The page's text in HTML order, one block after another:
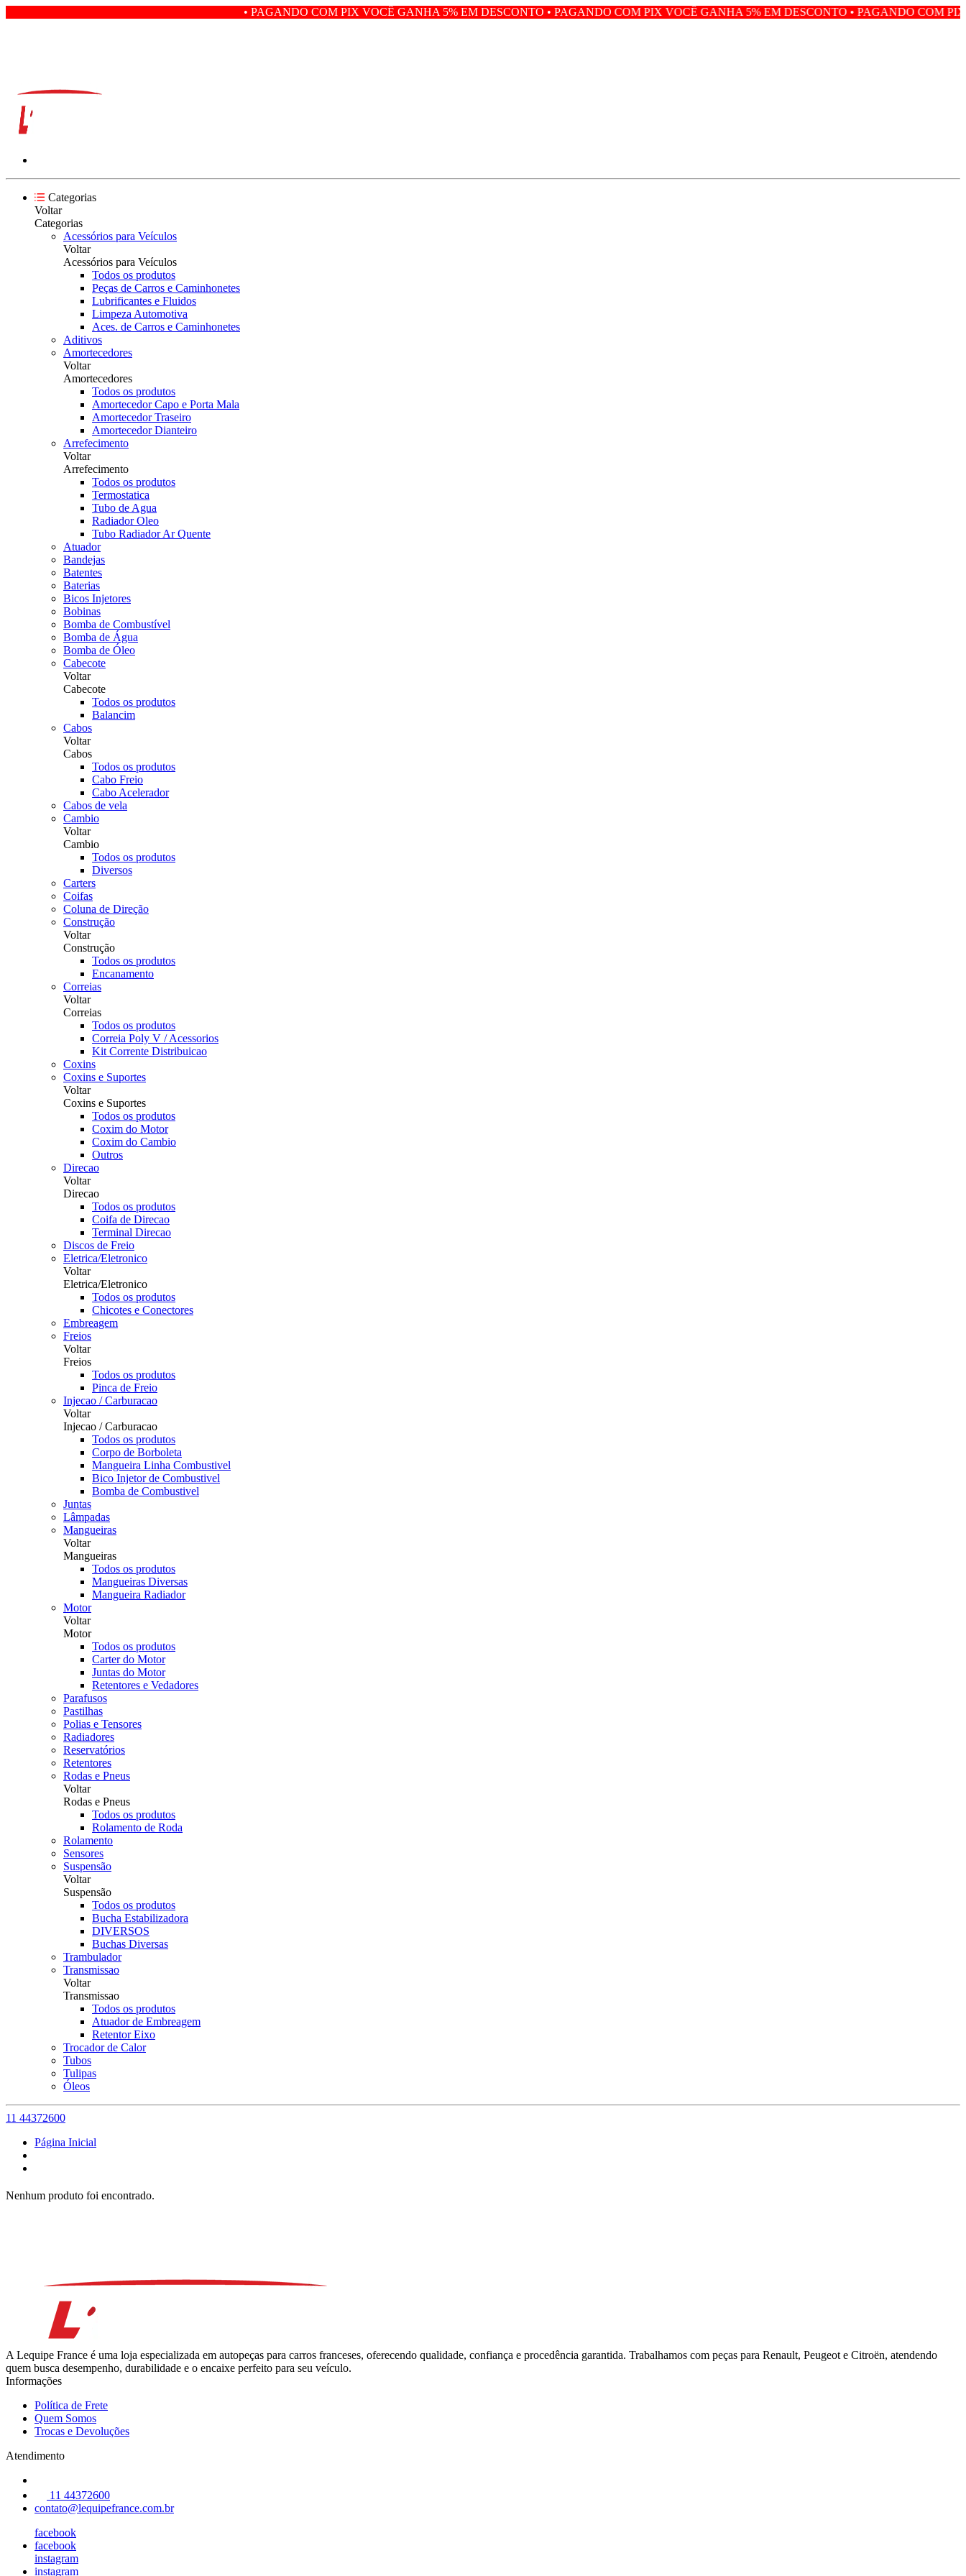
• PAGANDO COM PIX VOCÊ GANHA 5% EM DESCONTO • PAGANDO COM PIX VOCÊ GANHA 5% EM DESCONTO • PAGANDO COM PIX VOCÊ GANHA
Categorias
Voltar
Categorias
Acessórios para Veículos
Voltar
Acessórios para Veículos
Todos os produtos
Peças de Carros e Caminhonetes
Lubrificantes e Fluidos
Limpeza Automotiva
Aces. de Carros e Caminhonetes
Aditivos
Amortecedores
Voltar
Amortecedores
Todos os produtos
Amortecedor Capo e Porta Mala
Amortecedor Traseiro
Amortecedor Dianteiro
Arrefecimento
Voltar
Arrefecimento
Todos os produtos
Termostatica
Tubo de Agua
Radiador Oleo
Tubo Radiador Ar Quente
Atuador
Bandejas
Batentes
Baterias
Bicos Injetores
Bobinas
Bomba de Combustível
Bomba de Água
Bomba de Óleo
Cabecote
Voltar
Cabecote
Todos os produtos
Balancim
Cabos
Voltar
Cabos
Todos os produtos
Cabo Freio
Cabo Acelerador
Cabos de vela
Cambio
Voltar
Cambio
Todos os produtos
Diversos
Carters
Coifas
Coluna de Direção
Construção
Voltar
Construção
Todos os produtos
Encanamento
Correias
Voltar
Correias
Todos os produtos
Correia Poly V / Acessorios
Kit Corrente Distribuicao
Coxins
Coxins e Suportes
Voltar
Coxins e Suportes
Todos os produtos
Coxim do Motor
Coxim do Cambio
Outros
Direcao
Voltar
Direcao
Todos os produtos
Coifa de Direcao
Terminal Direcao
Discos de Freio
Eletrica/Eletronico
Voltar
Eletrica/Eletronico
Todos os produtos
Chicotes e Conectores
Embreagem
Freios
Voltar
Freios
Todos os produtos
Pinca de Freio
Injecao / Carburacao
Voltar
Injecao / Carburacao
Todos os produtos
Corpo de Borboleta
Mangueira Linha Combustivel
Bico Injetor de Combustivel
Bomba de Combustivel
Juntas
Lâmpadas
Mangueiras
Voltar
Mangueiras
Todos os produtos
Mangueiras Diversas
Mangueira Radiador
Motor
Voltar
Motor
Todos os produtos
Carter do Motor
Juntas do Motor
Retentores e Vedadores
Parafusos
Pastilhas
Polias e Tensores
Radiadores
Reservatórios
Retentores
Rodas e Pneus
Voltar
Rodas e Pneus
Todos os produtos
Rolamento de Roda
Rolamento
Sensores
Suspensão
Voltar
Suspensão
Todos os produtos
Bucha Estabilizadora
DIVERSOS
Buchas Diversas
Trambulador
Transmissao
Voltar
Transmissao
Todos os produtos
Atuador de Embreagem
Retentor Eixo
Trocador de Calor
Tubos
Tulipas
Óleos
11 44372600
Página Inicial
Nenhum produto foi encontrado.
A Lequipe France é uma loja especializada em autopeças para carros franceses, oferecendo qualidade, confiança e procedência garantida. Trabalhamos com peças para Renault, Peugeot e Citroën, atendendo
quem busca desempenho, durabilidade e o encaixe perfeito para seu veículo.
Informações
Política de Frete
Quem Somos
Trocas e Devoluções
Atendimento
11 44372600
contato@lequipefrance.com.br
facebook
facebook
instagram
instagram